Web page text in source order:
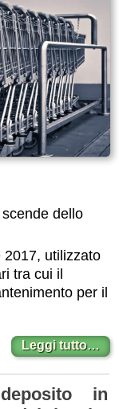
dello
2017, utilizzato
tra cui il
per il
Leggi tutto…
in